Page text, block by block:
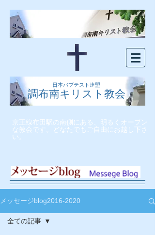
日本バプテスト連盟
調布南キリスト教会
京王線布田駅の南側にある、明るくオープン
な教会です。どなたでもご自由にお越し下さ
い。
メッセージblog2016-2020
全ての記事